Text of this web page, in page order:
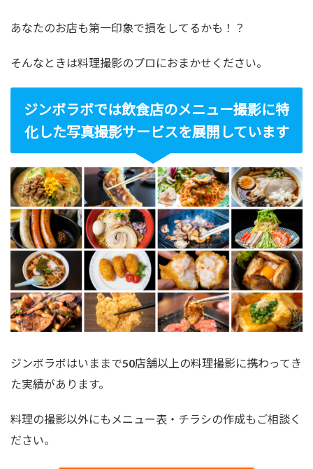
あなたのお店も第一印象で損をしてるかも！？
そんなときは料理撮影のプロにおまかせください。
ジンボラボでは飲食店のメニュー撮影に特
化した写真撮影サービスを展開しています
ジンボラボはいままで50店舗以上の料理撮影に携わってき
た実績があります。
料理の撮影以外にもメニュー表・チラシの作成もご相談く
ださい。